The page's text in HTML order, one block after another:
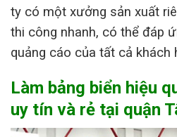
ty có một xưởng sản xuất
thi công nhanh, có thể đáp
quảng cáo của tất cả khách
Làm bảng biển hiệu
uy tín và rẻ tại quận